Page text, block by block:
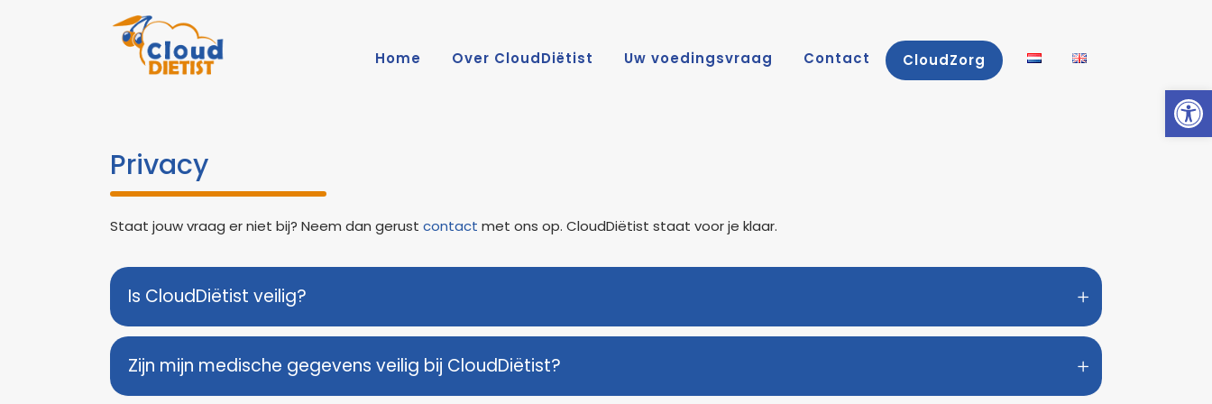
Home Over CloudDiëtist Uw voedingsvraag Contact CloudZorg
Privacy
Staat jouw vraag er niet bij? Neem dan gerust contact met ons op. CloudDiëtist staat voor je klaar.
Is CloudDiëtist veilig?
Zijn mijn medische gegevens veilig bij CloudDiëtist?